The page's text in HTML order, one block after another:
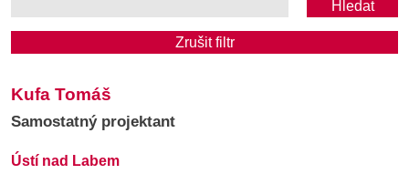
Zrušit filtr
Kufa Tomáš
Samostatný projektant
Ústí nad Labem